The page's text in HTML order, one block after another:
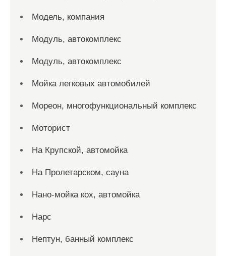
Модель, компания
Модуль, автокомплекс
Модуль, автокомплекс
Мойка легковых автомобилей
Мореон, многофункциональный комплекс
Моторист
На Крупской, автомойка
На Пролетарском, сауна
Нано-мойка кох, автомойка
Нарс
Нептун, банный комплекс